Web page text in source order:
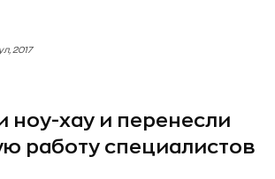
2017
хау и перенесли
работу специалистов